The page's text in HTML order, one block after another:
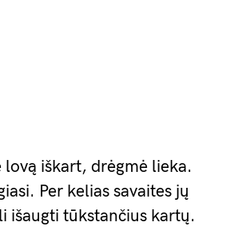
lovą iškart, drėgmė lieka.
Per kelias savaites jų
išaugti tūkstančius kartų.